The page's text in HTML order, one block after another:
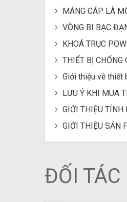
MÁNG CÁP LÀ
VÒNG BI BẠC
KHOÁ TRỤC
THIẾT BỊ CHỐNG
Giới thiệu về thiết
LƯU Ý KHI MUA
GIỚI THIỆU TÍNH
GIỚI THIỆU SẢN
ĐỐI TÁC